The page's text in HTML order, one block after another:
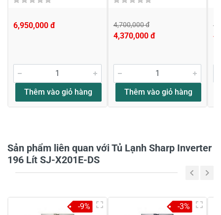
Đánh giá sao
Tiêu đề của nhận xét *
6,950,000 đ
Thêm vào giỏ hàng
4,700,000 đ
4,370,000 đ
Thêm vào giỏ hàng
Sản phẩm liên quan với Tủ Lạnh Sharp Inverter
196 Lít SJ-X201E-DS
-9% -3%